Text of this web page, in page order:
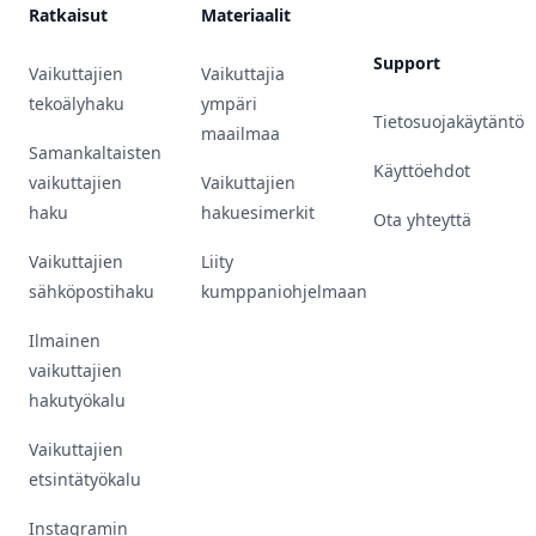
Ratkaisut
Vaikuttajien
tekoälyhaku
Samankaltaisten
vaikuttajien
haku
Vaikuttajien
sähköpostihaku
Ilmainen
vaikuttajien
hakutyökalu
Vaikuttajien
etsintätyökalu
Instagramin
Materiaalit
Vaikuttajia
ympäri
maailmaa
Vaikuttajien
hakuesimerkit
Liity
kumppaniohjelmaan
Support
Tietosuojakäytäntö
Käyttöehdot
Ota yhteyttä